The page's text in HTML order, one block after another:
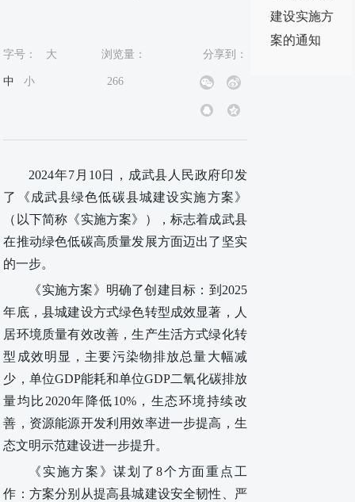
字号： 大
中 小
浏览量：
266
分享到：
2024年7月10日，成武县人民政府印发
了《成武县绿色低碳县城建设实施方案》
（以下简称《实施方案》），标志着成武县
在推动绿色低碳高质量发展方面迈出了坚实
的一步。
《实施方案》 明确了创建目标： 到 2025
年底，县城建设方式绿色转型成效显著，人
居环境质量有效改善，生产生活方式绿化转
型成效明显，主要污染物排放总量大幅减
少，单位GDP能耗和单位GDP二氧化碳排放
量均比2020年降低10%，生态环境持续改
善，资源能源开发利用效率进一步提高，生
态文明示范建设进一步提升。
《实施方案》谋划了 8个方面重点工
作 ： 方案分别从提高县城建设安全韧性、严
建设实施方
案的通知